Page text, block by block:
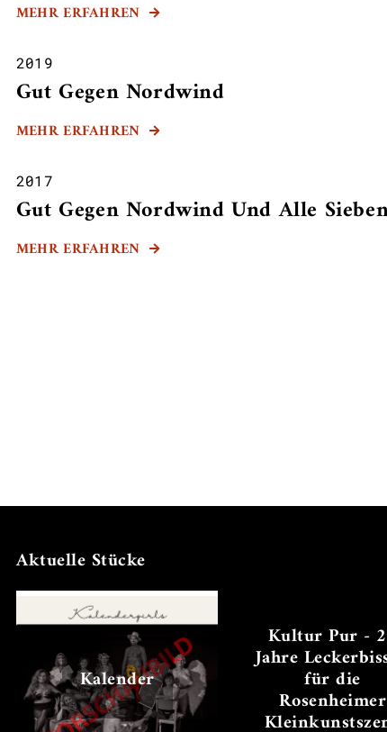
MEHR ERFAHREN 
2019
Gut Gegen Nordwind
MEHR ERFAHREN 
2017
Gut Gegen Nordwind Und Alle
MEHR ERFAHREN 
Aktuelle Stücke
Kalender
Kultur Pur -
Jahre
für die
Rosenheimer